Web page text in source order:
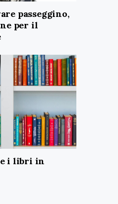
passeggino,
per il
i libri in